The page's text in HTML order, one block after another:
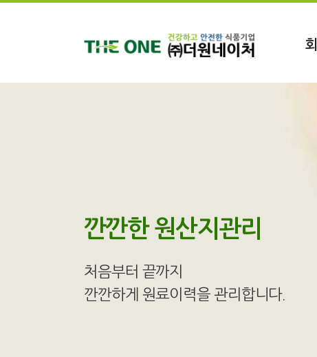
깐깐한 원산지관리
처음부터 끝까지
깐깐하게 원료이력을 관리합니다.